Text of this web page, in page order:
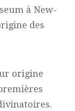
à New-
des
origine